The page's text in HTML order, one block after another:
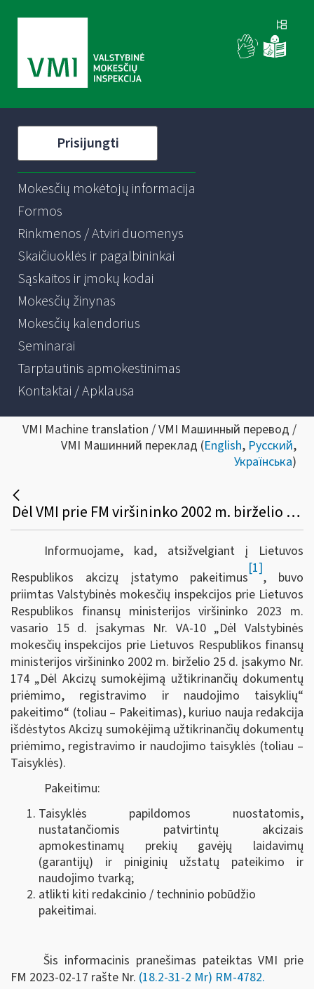
Prisijungti
Mokesčių mokėtojų informacija
Formos
Rinkmenos / Atviri duomenys
Skaičiuoklės ir pagalbininkai
Sąskaitos ir įmokų kodai
Mokesčių žinynas
Mokesčių kalendorius
Seminarai
Tarptautinis apmokestinimas
Kontaktai / Apklausa
VMI Machine translation / VMI Машинный перевод /
VMI Машинний переклад (English, Русский,
Українська)
Dėl VMI prie FM viršininko 2002 m. birželio 25 d. įsakymo 174 pakeitimo
Informuojame, kad, atsižvelgiant į Lietuvos
Respublikos akcizų įstatymo pakeitimus
[1]
, buvo
priimtas Valstybinės mokesčių inspekcijos prie Lietuvos
Respublikos finansų ministerijos viršininko 2023 m.
vasario 15 d. įsakymas Nr. VA-10 „Dėl Valstybinės
mokesčių inspekcijos prie Lietuvos Respublikos finansų
ministerijos viršininko 2002 m. birželio 25 d. įsakymo Nr.
174 „Dėl Akcizų sumokėjimą užtikrinančių dokumentų
priėmimo, registravimo ir naudojimo taisyklių“
pakeitimo“ (toliau – Pakeitimas), kuriuo nauja redakcija
išdėstytos Akcizų sumokėjimą užtikrinančių dokumentų
priėmimo, registravimo ir naudojimo taisyklės (toliau –
Taisyklės).
Pakeitimu:
Taisyklės papildomos nuostatomis,
nustatančiomis patvirtintų akcizais
apmokestinamų prekių gavėjų laidavimų
(garantijų) ir piniginių užstatų pateikimo ir
naudojimo tvarką;
atlikti kiti redakcinio / techninio pobūdžio
pakeitimai.
Šis informacinis pranešimas pateiktas VMI prie
FM 2023-02-17 rašte Nr. (18.2-31-2 Mr) RM-4782.